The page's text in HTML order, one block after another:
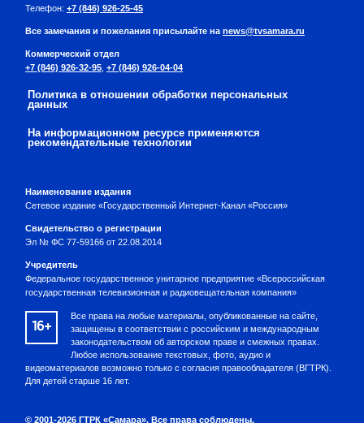
Телефон: +7 (846) 926-25-45
Все замечания и пожелания присылайте на news@tvsamara.ru
Коммерческий отдел
+7 (846) 926-32-95 +7 (846) 926-04-04
Политика в отношении обработки персональных
данных
На информационном ресурсе применяются
рекомендательные технологии
Наименование издания
Сетевое издание «Государственный Интернет-Канал «Россия»
Свидетельство о регистрации
Эл № ФС 77-59166 от 22.08.2014
Учредитель
Федеральное государственное унитарное предприятие «Всероссийская
государственная телевизионная и радиовещательная компания»
16+
Все права на любые материалы, опубликованные на сайте,
защищены в соответствии с российским и международным
законодательством об авторском праве и смежных правах.
Любое использование текстовых, фото, аудио и
видеоматериалов возможно только с согласия правообладателя (ВГТРК).
Для детей старше 16 лет.
© 2001-2026 ГТРК «Самара». Все права соблюдены.